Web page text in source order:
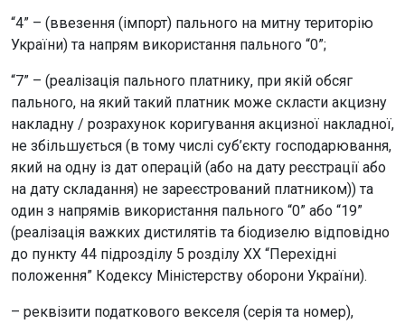
“4” – (ввезення (імпорт) пального на митну територію
України) та напрям використання пального “0”;
“7” – (реалізація пального платнику, при якій обсяг
пального, на який такий платник може скласти акцизну
накладну / розрахунок коригування акцизної накладної,
не збільшується (в тому числі суб’єкту господарювання,
який на одну із дат операцій (або на дату реєстрації або
на дату складання) не зареєстрований платником)) та
один з напрямів використання пального “0” або “19”
(реалізація важких дистилятів та біодизелю відповідно
до пункту 44 підрозділу 5 розділу XX “Перехідні
положення” Кодексу Міністерству оборони України).
– реквізити податкового векселя (серія та номер),